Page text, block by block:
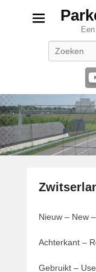
e
l
Nieuw – New
Achterkant –
Gebruikt –